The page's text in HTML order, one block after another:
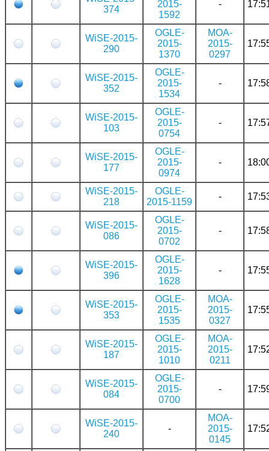
374
2015-
1592
-
WiSE-2015-
290
OGLE-
2015-
1370
MOA-
2015-
0297
WiSE-2015-
352
OGLE-
2015-
1534
-
WiSE-2015-
103
OGLE-
2015-
0754
-
WiSE-2015-
177
OGLE-
2015-
0974
-
WiSE-2015-
218
OGLE-
2015-1159
-
WiSE-2015-
086
OGLE-
2015-
0702
-
WiSE-2015-
396
OGLE-
2015-
1628
-
WiSE-2015-
353
OGLE-
2015-
1535
MOA-
2015-
0327
WiSE-2015-
187
OGLE-
2015-
1010
MOA-
2015-
0211
WiSE-2015-
084
OGLE-
2015-
0700
-
WiSE-2015-
240
-
MOA-
2015-
0145